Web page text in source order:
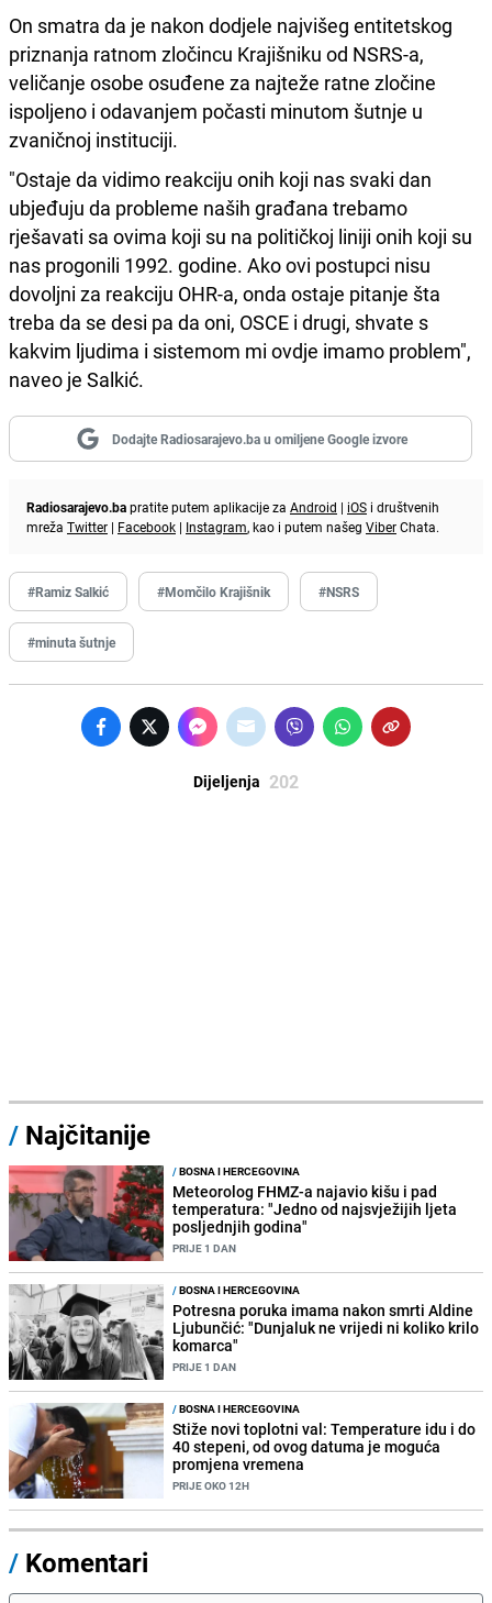
On smatra da je nakon dodjele najvišeg entitetskog
priznanja ratnom zločincu Krajišniku od NSRS-a,
veličanje osobe osuđene za najteže ratne zločine
ispoljeno i odavanjem počasti minutom šutnje u
zvaničnoj instituciji.
"Ostaje da vidimo reakciju onih koji nas svaki dan
ubjeđuju da probleme naših građana trebamo
rješavati sa ovima koji su na političkoj liniji onih koji su
nas progonili 1992. godine. Ako ovi postupci nisu
dovoljni za reakciju OHR-a, onda ostaje pitanje šta
treba da se desi pa da oni, OSCE i drugi, shvate s
kakvim ljudima i sistemom mi ovdje imamo problem",
naveo je Salkić.
Dodajte Radiosarajevo.ba u omiljene Google izvore
Radiosarajevo.bapratite putem aplikacije za Android | iOS i društvenih
mreža Twitter | Facebook | Instagram, kao i putem našeg ViberChata.
#Ramiz Salkić #Momčilo Krajišnik #NSRS
#minuta šutnje
Dijeljenja 202
/ Najčitanije
/BOSNA I HERCEGOVINA
Meteorolog FHMZ-a najavio kišu i pad
temperatura: "Jedno od najsvježijih ljeta
posljednjih godina"
PRIJE 1 DAN
/BOSNA I HERCEGOVINA
Potresna poruka imama nakon smrti Aldine
Ljubunčić: "Dunjaluk ne vrijedi ni koliko krilo
komarca"
PRIJE 1 DAN
/BOSNA I HERCEGOVINA
Stiže novi toplotni val: Temperature idu i do
40 stepeni, od ovog datuma je moguća
promjena vremena
PRIJE OKO 12H
/ Komentari